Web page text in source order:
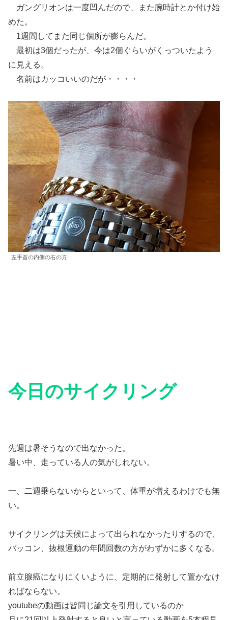
ガングリオンは一度凹んだので、また腕時計とか付け始
めた。
1週間してまた同じ個所が膨らんだ。
最初は3個だったが、今は2個ぐらいがくっついたよう
に見える。
名前はカッコいいのだが・・・・
左手首の内側の右の方
今日のサイクリング
先週は暑そうなので出なかった。
暑い中、走っている人の気がしれない。
一、二週乗らないからといって、体重が増えるわけでも無
い。
サイクリングは天候によって出られなかったりするので、
バッコン、抜根運動の年間回数の方がわずかに多くなる。
前立腺癌になりにくいように、定期的に発射して置かなけ
ればならない。
youtubeの動画は皆同じ論文を引用しているのか